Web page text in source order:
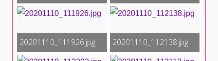
20201110_111926.jpg 20201110_112138.jpg